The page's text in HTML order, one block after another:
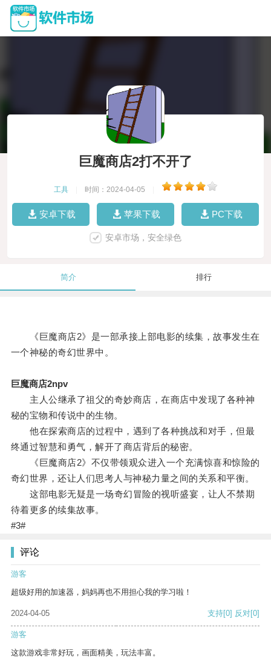
巨魔商店2打不开了
工具 时间：2024-04-05
安卓下载 苹果下载 PC下载
安卓市场，安全绿色
简介 排行
《巨魔商店2》是一部承接上部电影的续集，故事发生在
一个神秘的奇幻世界中。
巨魔商店2npv
主人公继承了祖父的奇妙商店，在商店中发现了各种神
秘的宝物和传说中的生物。
他在探索商店的过程中，遇到了各种挑战和对手，但最
终通过智慧和勇气，解开了商店背后的秘密。
《巨魔商店2》不仅带领观众进入一个充满惊喜和惊险的
奇幻世界，还让人们思考人与神秘力量之间的关系和平衡。
这部电影无疑是一场奇幻冒险的视听盛宴，让人不禁期
待着更多的续集故事。
#3#
评论
游客
超级好用的加速器，妈妈再也不用担心我的学习啦！
2024-04-05 支持[0] 反对[0]
游客
这款游戏非常好玩，画面精美，玩法丰富。